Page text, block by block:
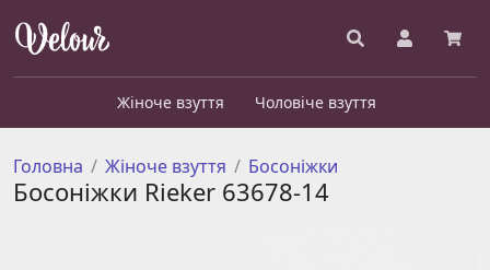
Жіноче взуття Чоловіче взуття
Головна Жіноче взуття Босоніжки
Босоніжки Rieker 63678-14